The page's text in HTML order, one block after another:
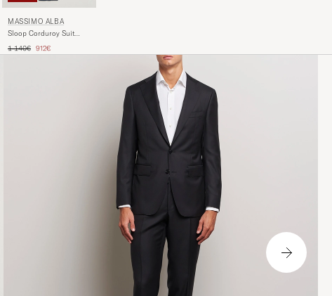
MASSIMO ALBA
Sloop Corduroy Suit
Tavallinen hinta
1 140€ Alennettu hinta
912€